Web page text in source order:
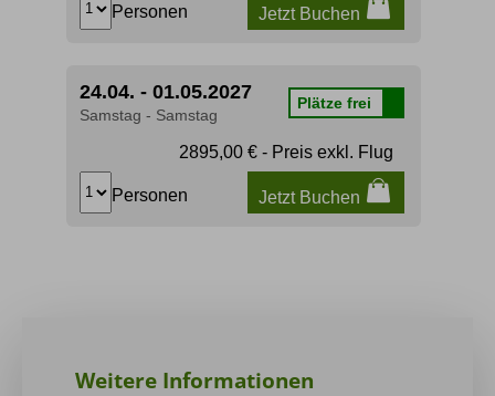
Personen Jetzt Buchen
24.04. - 01.05.2027
Samstag - Samstag
Plätze frei
2895,00 € - Preis exkl. Flug
Personen Jetzt Buchen
Weitere Informationen